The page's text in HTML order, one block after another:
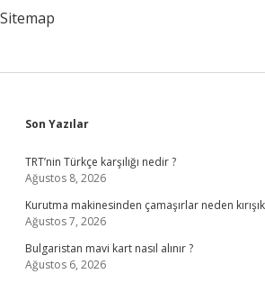
Sitemap
Sidebar
Son Yazılar
TRT’nin Türkçe karşılığı nedir ?
Ağustos 8, 2026
Kurutma makinesinden çamaşırlar neden kırışık
Ağustos 7, 2026
Bulgaristan mavi kart nasıl alınır ?
Ağustos 6, 2026